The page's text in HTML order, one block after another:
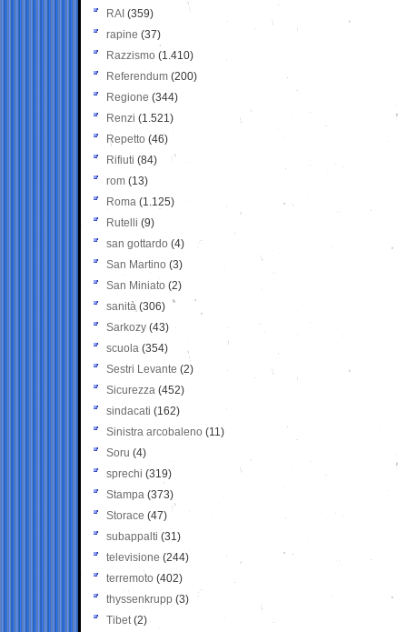
RAI (359)
rapine (37)
Razzismo (1.410)
Referendum (200)
Regione (344)
Renzi (1.521)
Repetto (46)
Rifiuti (84)
rom (13)
Roma (1.125)
Rutelli (9)
san gottardo (4)
San Martino (3)
San Miniato (2)
sanità (306)
Sarkozy (43)
scuola (354)
Sestri Levante (2)
Sicurezza (452)
sindacati (162)
Sinistra arcobaleno (11)
Soru (4)
sprechi (319)
Stampa (373)
Storace (47)
subappalti (31)
televisione(244)
terremoto (402)
thyssenkrupp (3)
Tibet(2)